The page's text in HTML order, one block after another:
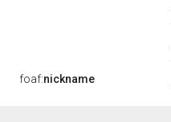
foaf:nickname